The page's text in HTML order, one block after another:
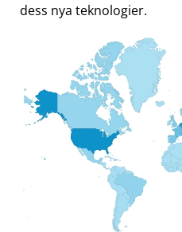
dess nya teknologier.